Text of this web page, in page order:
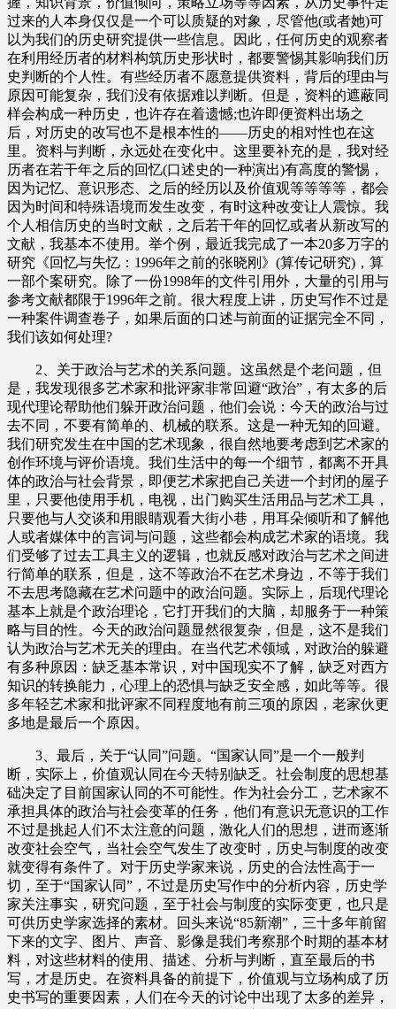
过来的人本身仅仅是一个可以质疑的对象，尽管他(或者她)可
以为我们的历史研究提供一些信息。因此，任何历史的观察者
在利用经历者的材料构筑历史形状时，都要警惕其影响我们历
史判断的个人性。有些经历者不愿意提供资料，背后的理由与
原因可能复杂，我们没有依据难以判断。但是，资料的遮蔽同
样会构成一种历史，也许存在着遗憾;也许即便资料出场之
后，对历史的改写也不是根本性的——历史的相对性也在这
里。资料与判断，永远处在变化中。这里要补充的是，我对经
历者在若干年之后的回忆(口述史的一种演出)有高度的警惕，
因为记忆、意识形态、之后的经历以及价值观等等等等，都会
因为时间和特殊语境而发生改变，有时这种改变让人震惊。我
个人相信历史的当时文献，之后若干年的回忆或者从新改写的
文献，我基本不使用。举个例，最近我完成了一本20多万字的
研究《回忆与失忆：1996年之前的张晓刚》(算传记研究)，算
一部个案研究。除了一份1998年的文件引用外，大量的引用与
参考文献都限于1996年之前。很大程度上讲，历史写作不过是
一种案件调查卷子，如果后面的口述与前面的证据完全不同，
我们该如何处理?
2、关于政治与艺术的关系问题。这虽然是个老问题，但
是，我发现很多艺术家和批评家非常回避“政治”，有太多的后
现代理论帮助他们躲开政治问题，他们会说：今天的政治与过
去不同，不要有简单的、机械的联系。这是一种无知的回避。
我们研究发生在中国的艺术现象，很自然地要考虑到艺术家的
创作环境与评价语境。我们生活中的每一个细节，都离不开具
体的政治与社会背景，即便艺术家把自己关进一个封闭的屋子
里，只要他使用手机，电视，出门购买生活用品与艺术工具，
只要他与人交谈和用眼睛观看大街小巷，用耳朵倾听和了解他
人或者媒体中的言词与问题，这些都会构成艺术家的语境。我
们受够了过去工具主义的逻辑，也就反感对政治与艺术之间进
行简单的联系，但是，这不等政治不在艺术身边，不等于我们
不去思考隐藏在艺术问题中的政治问题。实际上，后现代理论
基本上就是个政治理论，它打开我们的大脑，却服务于一种策
略与目的性。今天的政治问题显然很复杂，但是，这不是我们
认为政治与艺术无关的理由。在当代艺术领域，对政治的躲避
有多种原因：缺乏基本常识，对中国现实不了解，缺乏对西方
知识的转换能力，心理上的恐惧与缺乏安全感，如此等等。很
多年轻艺术家和批评家不同程度地有前三项的原因，老家伙更
多地是最后一个原因。
3、最后，关于“认同”问题。“国家认同”是一个一般判
断，实际上，价值观认同在今天特别缺乏。社会制度的思想基
础决定了目前国家认同的不可能性。作为社会分工，艺术家不
承担具体的政治与社会变革的任务，他们有意识无意识的工作
不过是挑起人们不太注意的问题，激化人们的思想，进而逐渐
改变社会空气，当社会空气发生了改变时，历史与制度的改变
就变得有条件了。对于历史学家来说，历史的合法性高于一
切，至于“国家认同”，不过是历史写作中的分析内容，历史学
家关注事实，研究问题，至于社会与制度的实际变更，也只是
可供历史学家选择的素材。回头来说“85新潮”，三十多年前留
下来的文字、图片、声音、影像是我们考察那个时期的基本材
料，对这些材料的使用、描述、分析与判断，直至最后的书
写，才是历史。在资料具备的前提下，价值观与立场构成了历
史书写的重要因素，人们在今天的讨论中出现了太多的差异，